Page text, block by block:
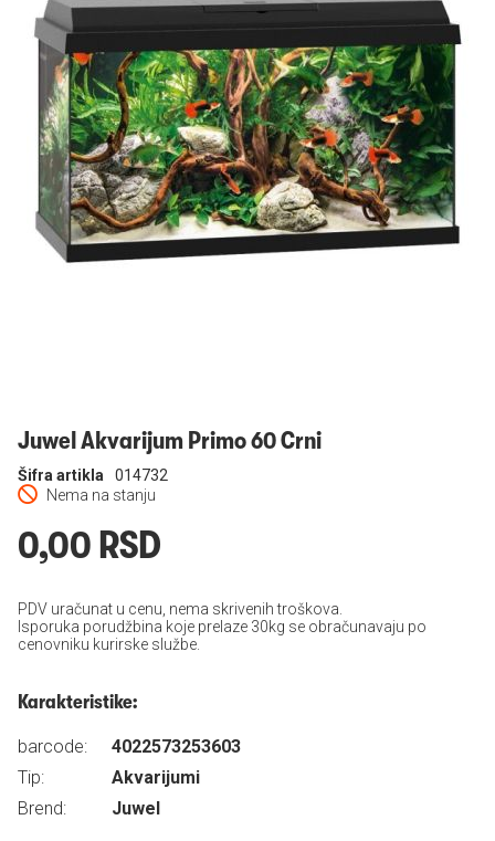
Prijavi se
Juwel Akvarijum Primo 60 Crni
Nema na stanju
Šifra artikla 014732
0,00 RSD
PDV uračunat u cenu, nema skrivenih troškova.
Isporuka porudžbina koje prelaze 30kg se obračunavaju po
cenovniku kurirske službe.
Karakteristike:
barcode:
4022573253603
Tip:
Akvarijumi
Brend:
Juwel